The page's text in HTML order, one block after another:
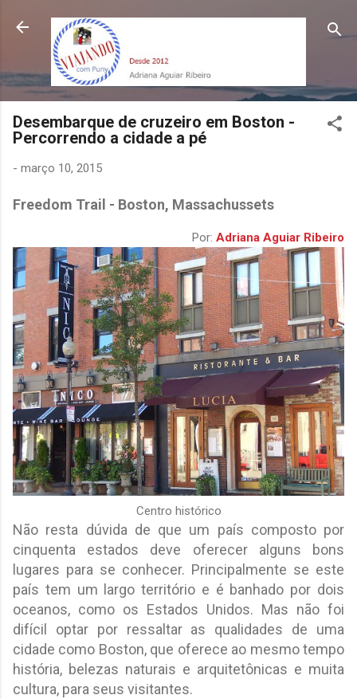
Pular para o conteúdo principal
Desembarque de cruzeiro em Boston -
Percorrendo a cidade a pé
- março 10, 2015
Freedom Trail - Boston, Massachussets
Por: Adriana Aguiar Ribeiro
Centro histórico
Não resta dúvida de que um país composto por
cinquenta estados deve oferecer alguns bons
lugares para se conhecer. Principalmente se este
país tem um largo território e é banhado por dois
oceanos, como os Estados Unidos. Mas não foi
difícil optar por ressaltar as qualidades de uma
cidade como Boston, que oferece ao mesmo tempo
história, belezas naturais e arquitetônicas e muita
cultura, para seus visitantes.